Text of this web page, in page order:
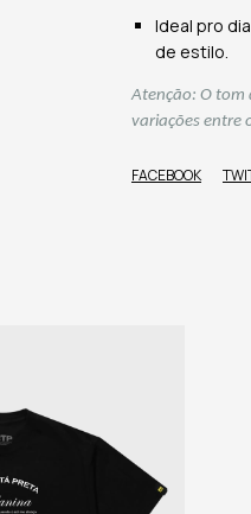
Ideal pro
de estilo.
Atenção: O tom
variações entre
FACEBOOK